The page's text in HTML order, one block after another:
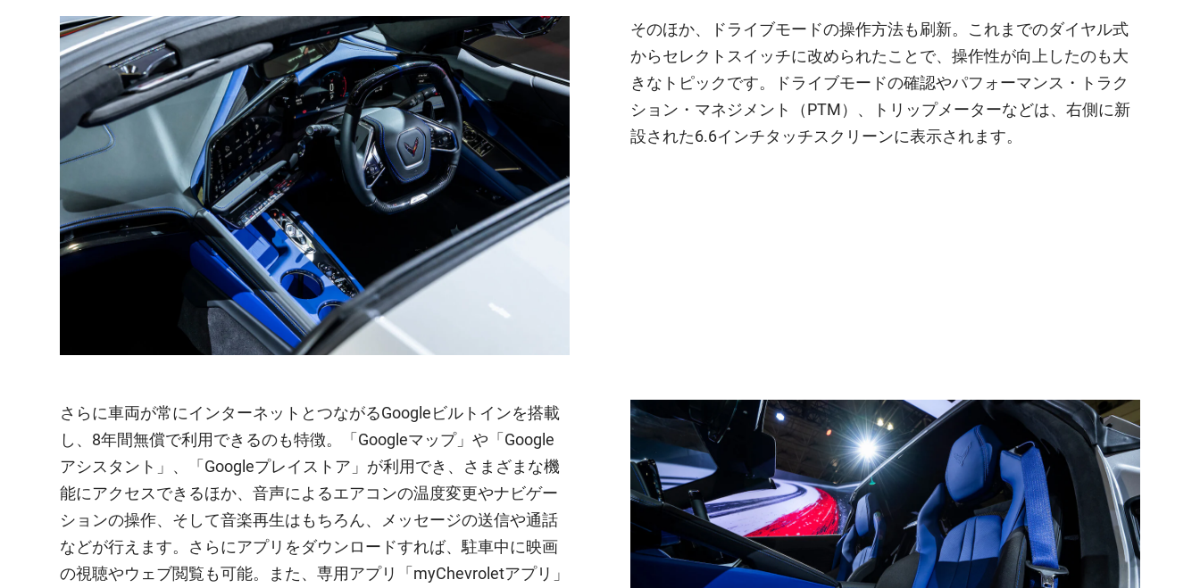
そのほか、ドライブモードの操作方法も刷新。これまでのダイヤル式
からセレクトスイッチに改められたことで、操作性が向上したのも大
きなトピックです。ドライブモードの確認やパフォーマンス・トラク
ション・マネジメント（PTM）、トリップメーターなどは、右側に新
設された6.6インチタッチスクリーンに表示されます。
さらに車両が常にインターネットとつながるGoogleビルトインを搭載
し、8年間無償で利用できるのも特徴。「Googleマップ」や「Google
アシスタント」、「Googleプレイストア」が利用でき、さまざまな機
能にアクセスできるほか、音声によるエアコンの温度変更やナビゲー
ションの操作、そして音楽再生はもちろん、メッセージの送信や通話
などが行えます。さらにアプリをダウンロードすれば、駐車中に映画
の視聴やウェブ閲覧も可能。また、専用アプリ「myChevroletアプリ」